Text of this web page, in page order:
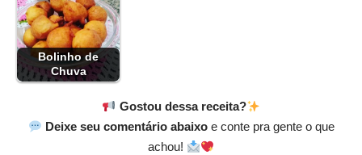
Bolinho de
Chuva
Gostou dessa receita?
Deixe seu comentário abaixoe conte pra gente o que
achou!